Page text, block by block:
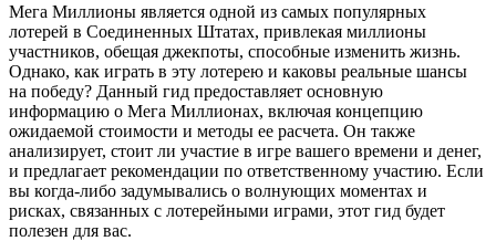
Мега Миллионы является одной из самых популярных
лотерей в Соединенных Штатах, привлекая миллионы
участников, обещая джекпоты, способные изменить жизнь.
Однако, как играть в эту лотерею и каковы реальные шансы
на победу? Данный гид предоставляет основную
информацию о Мега Миллионах, включая концепцию
ожидаемой стоимости и методы ее расчета. Он также
анализирует, стоит ли участие в игре вашего времени и денег,
и предлагает рекомендации по ответственному участию. Если
вы когда-либо задумывались о волнующих моментах и
рисках, связанных с лотерейными играми, этот гид будет
полезен для вас.